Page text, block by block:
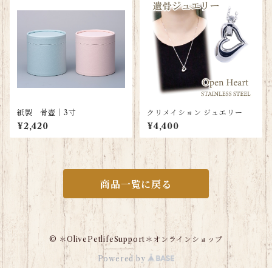
紙製 骨壺｜3寸
¥2,420
クリメイション ジュエリー
¥4,400
商品一覧に戻る
© ＊OlivePetlifeSupport＊オンラインショップ
Powered by